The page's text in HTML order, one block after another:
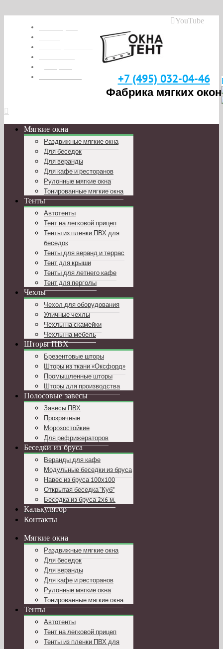
YouTube
+7 (495) 032-04-46
Фабрика мягких окон
Мягкие окна
Раздвижные мягкие окна
Для беседок
Для веранды
Для кафе и ресторанов
Рулонные мягкие окна
Тонированные мягкие окна
Тенты
Автотенты
Тент на легковой прицеп
Тенты из пленки ПВХ для
беседок
Тенты для веранд и террас
Тент для крыши
Тенты для летнего кафе
Тент для перголы
Чехлы
Чехол для оборудования
Уличные чехлы
Чехлы на скамейки
Чехлы на мебель
Шторы ПВХ
Брезентовые шторы
Шторы из ткани «Оксфорд»
Промышленные шторы
Шторы для производства
Полосовые завесы
Завесы ПВХ
Прозрачные
Морозостойкие
Для рефрижераторов
Беседки из бруса
Веранды для кафе
Модульные беседки из бруса
Навес из бруса 100х100
Открытая беседка “Куб”
Беседка из бруса 2х6 м.
Калькулятор
Контакты
Мягкие окна
Раздвижные мягкие окна
Для беседок
Для веранды
Для кафе и ресторанов
Рулонные мягкие окна
Тонированные мягкие окна
Тенты
Автотенты
Тент на легковой прицеп
Тенты из пленки ПВХ для